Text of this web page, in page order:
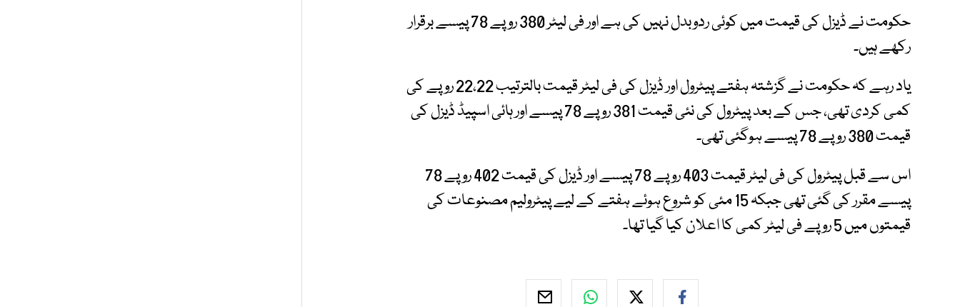
حکومت نے ڈیزل کی قیمت میں کوئی ردوبدل نہیں کی ہے اور فی لیٹر 380 روپے 78 پیسے برقرار
رکھے ہیں۔
یاد رہے کہ حکومت نے گزشتہ ہفتے پیٹرول اور ڈیزل کی فی لیٹر قیمت بالترتیب 22،22 روپے کی
کمی کردی تھی، جس کے بعد پیٹرول کی نئی قیمت 381 روپے 78 پیسے اور ہائی اسپیڈ ڈیزل کی
قیمت 380 روپے 78 پیسے ہوگئی تھی۔
اس سے قبل پیٹرول کی فی لیٹر قیمت 403 روپے 78 پیسے اور ڈیزل کی قیمت 402 روپے 78
پیسے مقرر کی گئی تھی جبکہ 15 مئی کو شروع ہوئے ہفتے کے لیے پیٹرولیم مصنوعات کی
قیمتوں میں 5 روپے فی لیٹر کمی کا اعلان کیا گیا تھا۔